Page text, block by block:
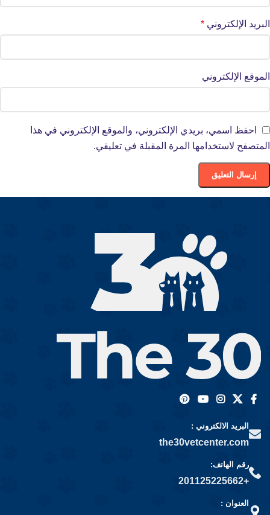
البريد الإلكتروني *
الموقع الإلكتروني
احفظ اسمي، بريدي الإلكتروني، والموقع الإلكتروني في هذا
المتصفح لاستخدامها المرة المقبلة في تعليقي.
البريد الالكتروني :
the30vetcenter.com
رقم الهاتف:
+201125225662
العنوان :